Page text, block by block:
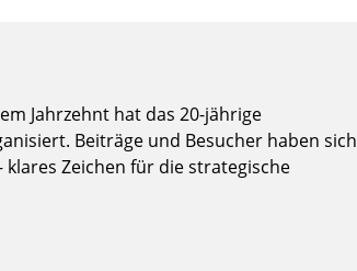
Jahrzehnt hat das 20-jährige
Beiträge und Besucher haben sich
Zeichen für die strategische